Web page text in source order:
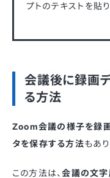
プトのテキストを貼
会議後に録画
る方法
Zoom会議の様子を録
タを保存する方法もあり
この方法は、会議の文字